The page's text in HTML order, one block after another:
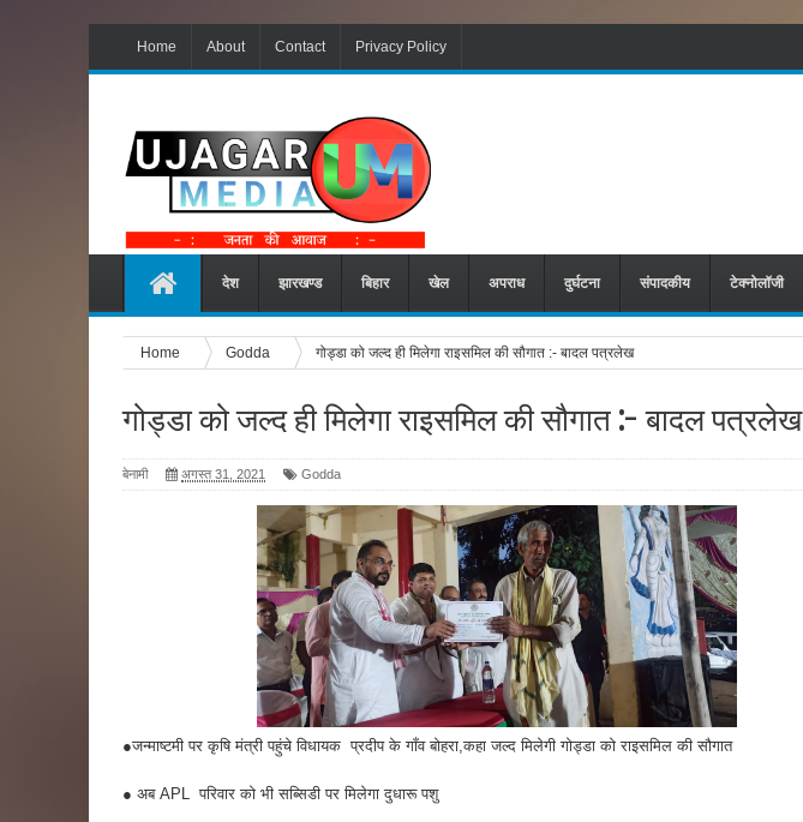
Home About Contact Privacy Policy
देश झारखण्ड बिहार खेल अपराध दुर्घटना संपादकीय टेक्नोलॉजी
Home Godda गोड्डा को जल्द ही मिलेगा राइसमिल की सौगात :- बादल पत्रलेख
गोड्डा को जल्द ही मिलेगा राइसमिल की सौगात :- बादल पत्रलेख
बेनामी अगस्त 31, 2021 Godda
●जन्माष्टमी पर कृषि मंत्री पहुंचे विधायक प्रदीप के गाँव बोहरा,कहा जल्द मिलेगी गोड्डा को राइसमिल की सौगात
● अब APL परिवार को भी सब्सिडी पर मिलेगा दुधारू पशु